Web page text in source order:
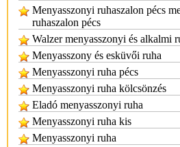
Menyasszonyi ruhaszalon pécs
ruhaszalon pécs
Walzer menyasszonyi és alkalmi
Menyasszony és esküvői ruha
Menyasszonyi ruha pécs
Menyasszonyi ruha kölcsönzés
Eladó menyasszonyi ruha
Menyasszonyi ruha kis
Menyasszonyi ruha